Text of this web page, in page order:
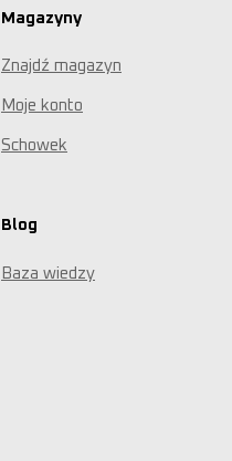
Magazyny
Znajdź magazyn
Moje konto
Schowek
Blog
Baza wiedzy